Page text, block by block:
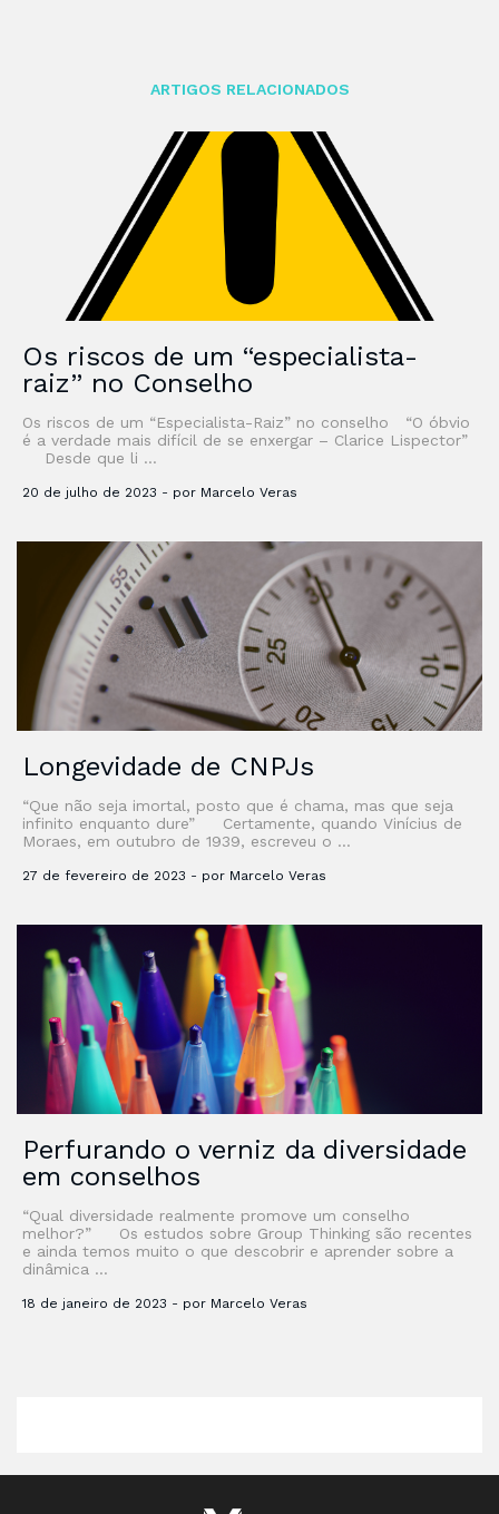
ARTIGOS RELACIONADOS
Os riscos de um “especialista-
raiz” no Conselho
Os riscos de um “Especialista-Raiz” no conselho “O óbvio
é a verdade mais difícil de se enxergar – Clarice Lispector”
Desde que li …
20 de julho de 2023 - por Marcelo Veras
Longevidade de CNPJs
“Que não seja imortal, posto que é chama, mas que seja
infinito enquanto dure” Certamente, quando Vinícius de
Moraes, em outubro de 1939, escreveu o …
27 de fevereiro de 2023 - por Marcelo Veras
Perfurando o verniz da diversidade
em conselhos
“Qual diversidade realmente promove um conselho
melhor?” Os estudos sobre Group Thinking são recentes
e ainda temos muito o que descobrir e aprender sobre a
dinâmica …
18 de janeiro de 2023 - por Marcelo Veras